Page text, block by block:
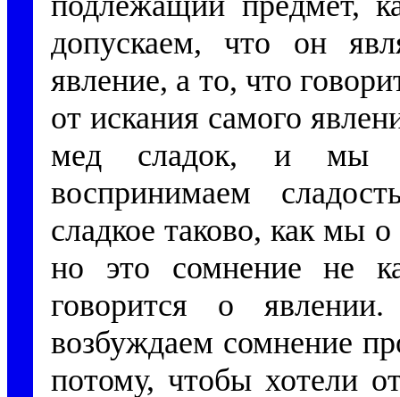
допускаем, что он
явление, а то, что
от искания самого
мед сладок, и мы
воспринимаем
сладкое таково, как мы
но это сомнение не
говорится о
возбуждаем сомнение
потому, чтобы хотели